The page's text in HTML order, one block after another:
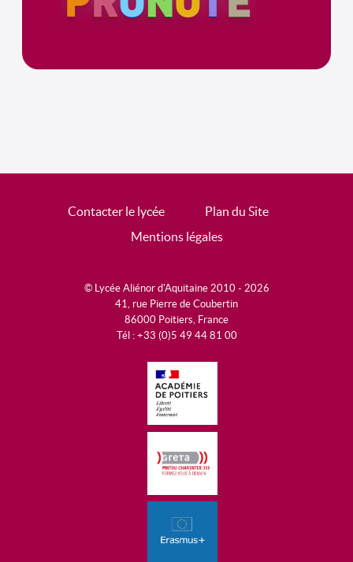
Contacter le lycée
Plan du Site
Mentions légales
© Lycée Aliénor d'Aquitaine 2010 - 2026
41, rue Pierre de Coubertin
86000 Poitiers, France
Tél : +33 (0)5 49 44 81 00